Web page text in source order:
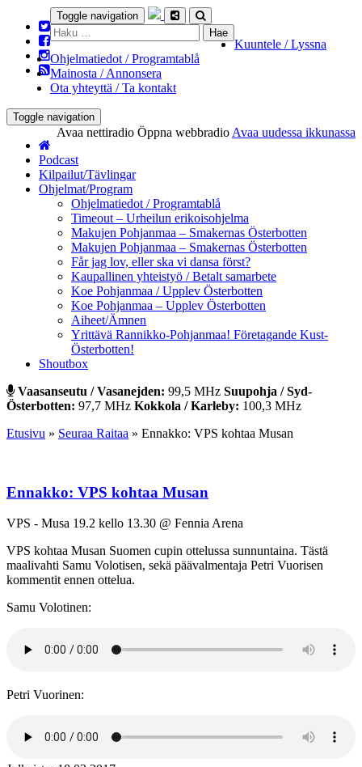
Toggle navigation
Haku:
Kuuntele / Lyssna
Ohjelmatiedot / Programtablå
Mainosta / Annonsera
Ota yhteyttä / Ta kontakt
Toggle navigation
Avaa nettiradio Öppna webbradio Avaa uudessa ikkunassa
Podcast
Kilpailut/Tävlingar
Ohjelmat/Program
Ohjelmatiedot / Programtablå
Timeout – Urheilun erikoisohjelma
Makujen Pohjanmaa – Smakernas Österbotten
Makujen Pohjanmaa – Smakernas Österbotten
Får jag lov, eller ska vi dansa först?
Kaupallinen yhteistyö / Betalt samarbete
Koe Pohjanmaa / Upplev Österbotten
Koe Pohjanmaa – Upplev Österbotten
Aiheet/Ämnen
Yrittävä Rannikko-Pohjanmaa! Företagande Kust-
Österbotten!
Shoutbox
Vaasanseutu / Vasanejden: 99,5 MHz Suupohja / Syd-
Österbotten: 97,7 MHz Kokkola / Karleby: 100,3 MHz
Etusivu » Seuraa Raitaa » Ennakko: VPS kohtaa Musan
Ennakko: VPS kohtaa Musan
VPS - Musa 19.2 kello 13.30 @ Fennia Arena
VPS kohtaa Musan Suomen cupin ottelussa sunnuntaina. Tästä
maalivahti Samu Volotisen, sekä päävalmentaja Petri Vuorisen
kommentit ennen ottelua.
Samu Volotinen:
Petri Vuorinen: